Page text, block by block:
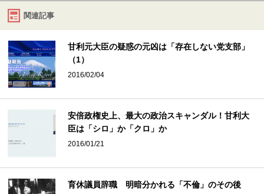
関連記事
甘利元大臣の疑惑の元凶は「存在しない党支部」
（1）
2016/02/04
安倍政権史上、最大の政治スキャンダル！甘利大
臣は「シロ」か「クロ」か
2016/01/21
育休議員辞職 明暗分かれる「不倫」のその後